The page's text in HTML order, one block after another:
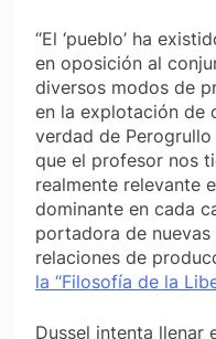
“El ‘pueblo’ ha
en oposición al
diversos modos de
en la explotación de
verdad de
que el profesor nos
realmente relevante
dominante en cada
portadora de
relaciones de
la “Filosofía de la
Dussel intenta llenar